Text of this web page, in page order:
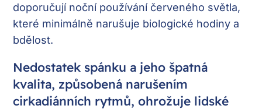
doporučují noční používání červeného světla,
které minimálně narušuje biologické hodiny a
bdělost.
Nedostatek spánku a jeho špatná
kvalita, způsobená narušením
cirkadiánních rytmů, ohrožuje lidské